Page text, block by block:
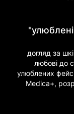
догляд за
любові до
улюблених
Medica+,